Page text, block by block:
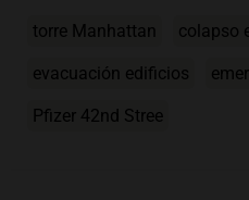
torre Manhattan colapso
evacuación edificios
Pfizer 42nd Stree